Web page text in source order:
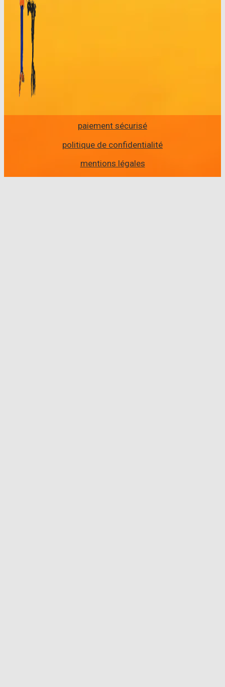
paiement sécurisé
politique de confidentialité
mentions légales